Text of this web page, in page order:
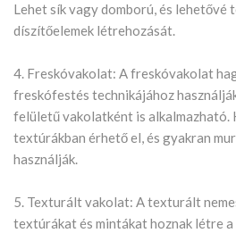
Lehet sík vagy domború, és lehetővé
díszítőelemek létrehozását.
4. Freskóvakolat: A freskóvakolat
freskófestés technikájához
felületű vakolatként is alkalmazható.
textúrákban érhető el, és gyakran
használják.
5. Texturált vakolat: A texturált
textúrákat és mintákat hoznak létre